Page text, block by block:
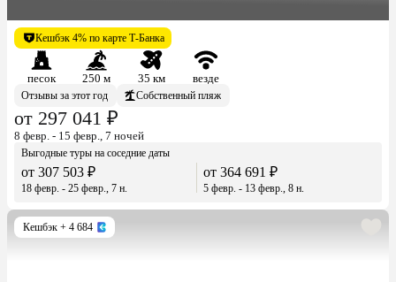
Кешбэк 4% по карте Т-Банка
песок 250 м 35 км
везде
Отзывы за этот год
Собственный пляж
от 297 041 ₽
8 февр. - 15 февр., 7 ночей
Выгодные туры на соседние даты
от 307 503 ₽
18 февр. - 25 февр., 7 н.
от 364 691 ₽
5 февр. - 13 февр., 8 н.
Кешбэк + 4 684